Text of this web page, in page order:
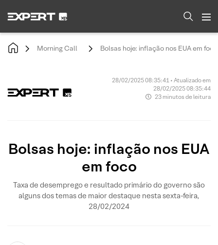
Morning Call Bolsas hoje: inflação nos EUA em foco
28/02/2025 08:35:41 • Atualizado em
28/02/2025 08:35:44
23 minutos de leitura
Bolsas hoje: inflação nos EUA
em foco
Taxa de desemprego e resultado primário do governo são
alguns dos temas de maior destaque nesta sexta-feira,
28/02/2024